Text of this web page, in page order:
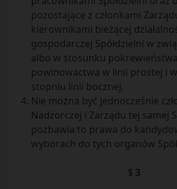
pozostające z członkami
kierownikami bieżącej
gospodarczej Spółdzielni w
albo w stosunku
powinowactwa w linii prostej i
stopniu linii bocznej.
Nie można być jednocześnie
Nadzorczej i Zarządu tej samej
pozbawia to prawa do
wyborach do tych organów
§ 3